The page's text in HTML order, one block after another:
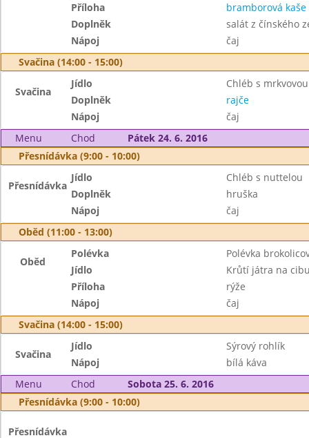
Příloha
bramborová kaše
Doplněk
salát z čínského
Nápoj
čaj
Svačina (14:00 - 15:00)
Svačina
Jídlo
Chléb s
Doplněk
rajče
Nápoj
čaj
Menu
Chod
Pátek 24. 6. 2016
Přesnídávka (9:00 - 10:00)
Přesnídávka
Jídlo
Chléb s nuttelou
Doplněk
hruška
Nápoj
čaj
Oběd (11:00 - 13:00)
Oběd
Polévka
Polévka
Jídlo
Krůtí játra na
Příloha
rýže
Nápoj
čaj
Svačina (14:00 - 15:00)
Svačina
Jídlo
Sýrový rohlík
Nápoj
bílá káva
Menu
Chod
Sobota 25. 6. 2016
Přesnídávka (9:00 - 10:00)
Přesnídávka